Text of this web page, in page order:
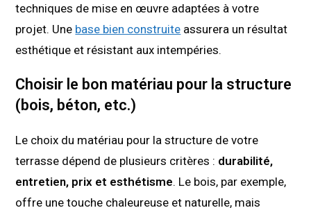
techniques de mise en œuvre adaptées à votre
projet. Une base bien construite assurera un résultat
esthétique et résistant aux intempéries.
Choisir le bon matériau pour la structure
(bois, béton, etc.)
Le choix du matériau pour la structure de votre
terrasse dépend de plusieurs critères : durabilité,
entretien, prix et esthétisme. Le bois, par exemple,
offre une touche chaleureuse et naturelle, mais